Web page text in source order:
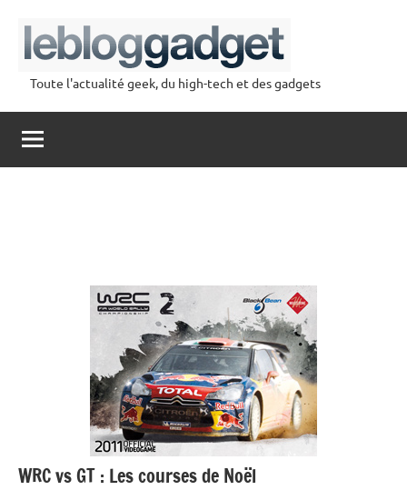
contenu
lebloggadget
Toute l'actualité geek, du high-tech et des gadgets
WRC vs GT : Les courses de Noël